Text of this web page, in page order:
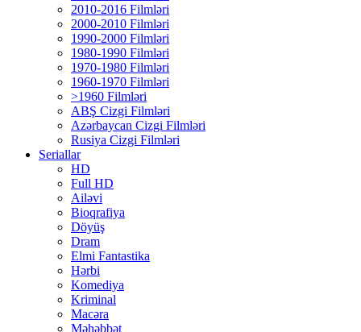
2010-2016 Filmləri
2000-2010 Filmləri
1990-2000 Filmləri
1980-1990 Filmləri
1970-1980 Filmləri
1960-1970 Filmləri
>1960 Filmləri
ABŞ Cizgi Filmləri
Azərbaycan Cizgi Filmləri
Rusiya Cizgi Filmləri
Seriallar
HD
Full HD
Ailəvi
Bioqrafiya
Döyüş
Dram
Elmi Fantastika
Hərbi
Komediya
Kriminal
Macəra
Məhəbbət